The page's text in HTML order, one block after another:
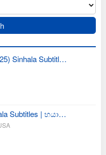
Sinhala Subtitl…
Subtitles | භයා…